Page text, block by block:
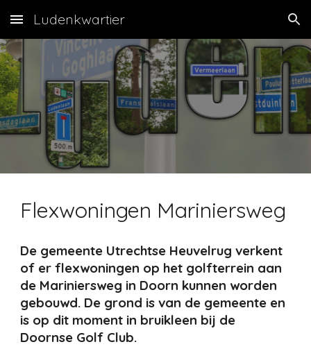
Skip to main content Skip to navigation
Ludenkwartier
Flexwoningen Mariniersweg
De gemeente Utrechtse Heuvelrug verkent
of er flexwoningen op het golfterrein aan
de Mariniersweg in Doorn kunnen worden
gebouwd. De grond is van de gemeente en
is op dit moment in bruikleen bij de
Doornse Golf Club.